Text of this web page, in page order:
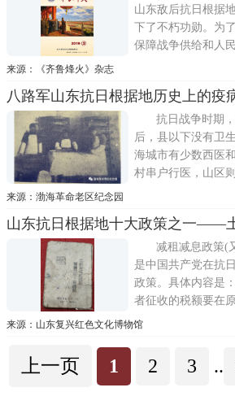
价：山东是
山东敌后抗日根据
下了不朽功勋。为
保障战争供给和人
日根据地建立了严
遏制贪污浪费，保
据地经济建设作出
爆发后，党在山
来源：《齐鲁烽火》杂志
八路军山东抗日根据地历史上的疫
抗日战争时期
后，县以下没有卫
海城市有少数西医
村串户行医，山区
行。加之农村卫生
疹伤寒、痢疾、黑
对我山东部队健康
在先的思想抗战初期
来源：渤海革命老区纪念园
山东抗日根据地十大政策之一——
减租减息政策(
是中国共产党在抗
政策。具体内容是
者征收的税额要在
贷款者向被贷款者
利于减轻后者所承
成、巩固和发展抗
来源：山东复兴红色文化博物馆
上一页 1 2 3 ..